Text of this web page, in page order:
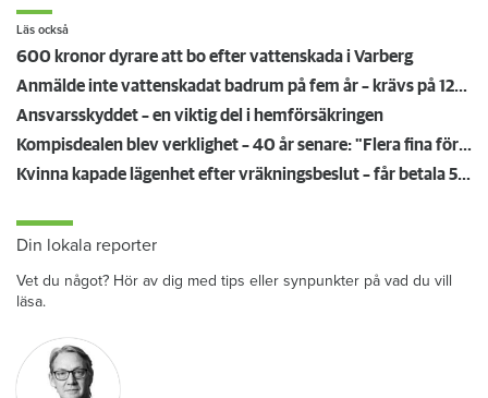
Läs också
600 kronor dyrare att bo efter vattenskada i Varberg
Anmälde inte vattenskadat badrum på fem år – krävs på 125 000 kronor
Ansvarsskyddet – en viktig del i hemförsäkringen
Kompisdealen blev verklighet – 40 år senare: "Flera fina fördelar med att dela bostad"
Kvinna kapade lägenhet efter vräkningsbeslut – får betala 50 000
Din lokala reporter
Vet du något? Hör av dig med tips eller synpunkter på vad du vill
läsa.